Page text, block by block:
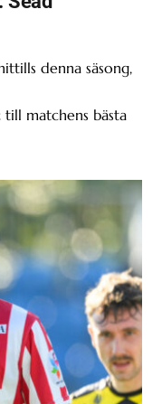
denna säsong,
till matchens bästa